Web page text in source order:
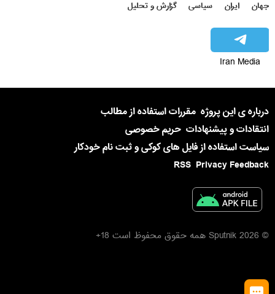
جهان ایران سیاسی گزارش و تحلیل
Iran Media
درباره ی این پروژه مقررات استفاده از مطالب
انتقادات و پیشنهادات حریم خصوصی
سیاست استفاده از فایل های کوکی و ثبت نام خودکار
Privacy Feedback
RSS
© 2026 Sputnik همه حقوق محفوظ است 18+